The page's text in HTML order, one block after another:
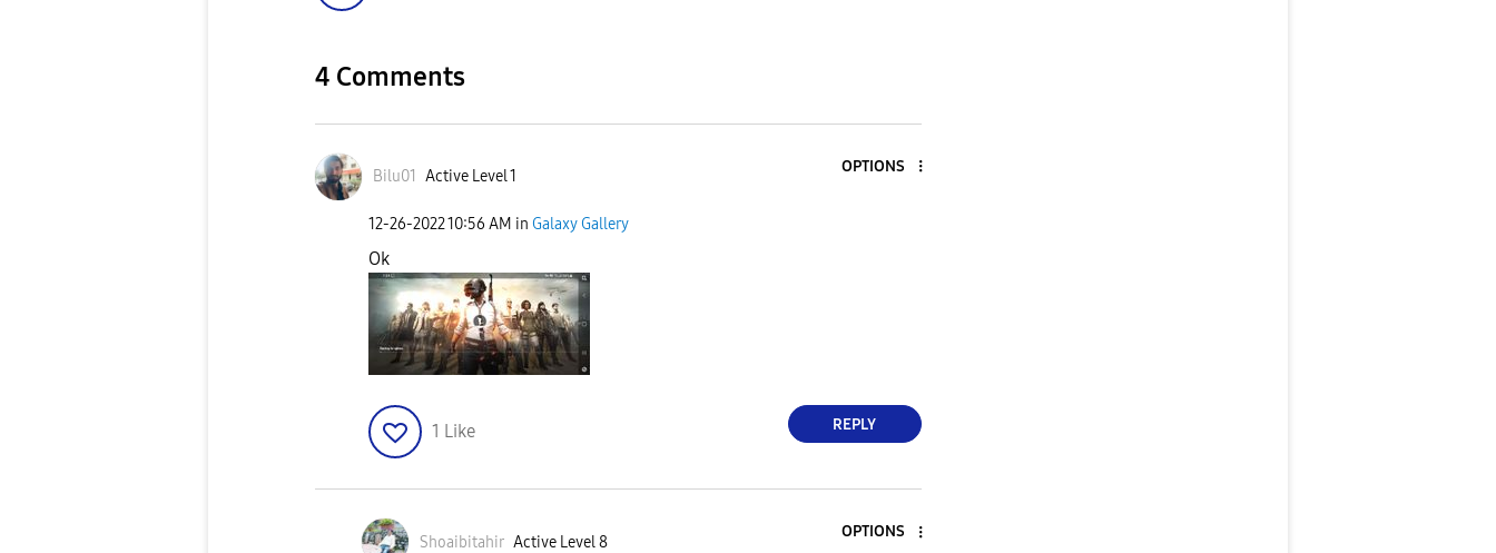
4 Comments
Bilu01 Active Level 1
OPTIONS
‎12-26-202210:56 AM in Galaxy Gallery
Ok
1 Like REPLY
Shoaibitahir Active Level 8
OPTIONS